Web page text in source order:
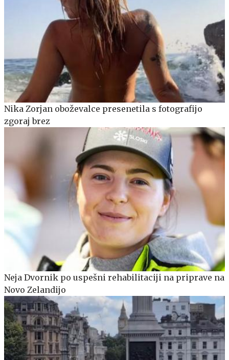
Nika Zorjan oboževalce presenetila s fotografijo
zgoraj brez
Neja Dvornik po uspešni rehabilitaciji na priprave na
Novo Zelandijo